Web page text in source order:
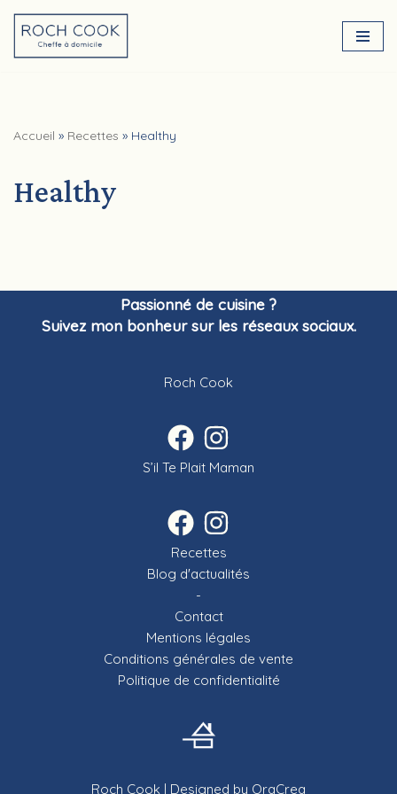
Aller
Accueil » Recettes » Healthy
Healthy
Passionné de cuisine ?
Suivez mon bonheur sur les réseaux sociaux.
Roch Cook
S’il Te Plait Maman
Recettes
Blog d'actualités
-
Contact
Mentions légales
Conditions générales de vente
Politique de confidentialité
Roch Cook | Designed by OraCrea